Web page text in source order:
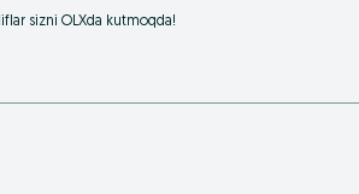
sizni OLXda kutmoqda!